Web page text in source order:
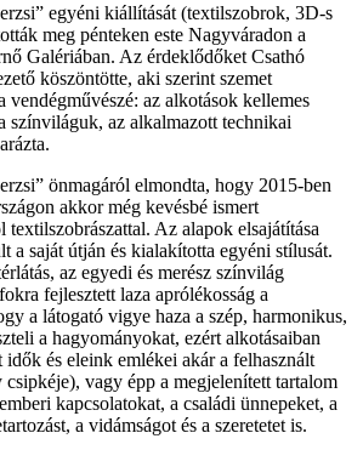
egyéni kiállítását (textilszobrok, 3D-s
meg pénteken este Nagyváradon a
Galériában. Az érdeklődőket Csathó
köszöntötte, aki szerint szemet
vendégművészé: az alkotások kellemes
színviláguk, az alkalmazott technikai
önmagáról elmondta, hogy 2015-ben
akkor még kevésbé ismert
textilszobrászattal. Az alapok elsajátítása
a saját útján és kialakította egyéni stílusát.
az egyedi és merész színvilág
fejlesztett laza aprólékosság a
a látogató vigye haza a szép, harmonikus,
a hagyományokat, ezért alkotásaiban
és eleink emlékei akár a felhasznált
csipkéje), vagy épp a megjelenített tartalom
kapcsolatokat, a családi ünnepeket, a
a vidámságot és a szeretetet is.